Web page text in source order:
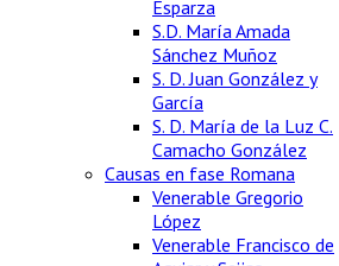
Esparza
S.D. María Amada
Sánchez Muñoz
S. D. Juan González y
García
S. D. María de la Luz C.
Camacho González
Causas en fase Romana
Venerable Gregorio
López
Venerable Francisco de